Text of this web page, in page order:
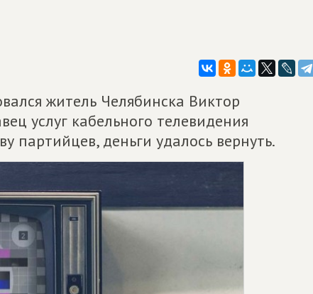
житель Челябинска Виктор
услуг кабельного телевидения
партийцев, деньги удалось вернуть.